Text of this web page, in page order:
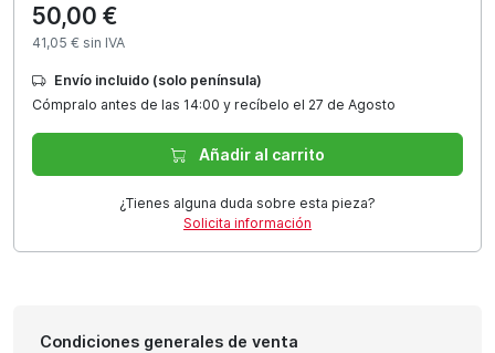
50,00 €
41,05 € sin IVA
Envío incluido (solo península)
Cómpralo antes de las 14:00 y recíbelo el 27 de Agosto
Añadir al carrito
¿Tienes alguna duda sobre esta pieza?
Solicita información
Condiciones generales de venta